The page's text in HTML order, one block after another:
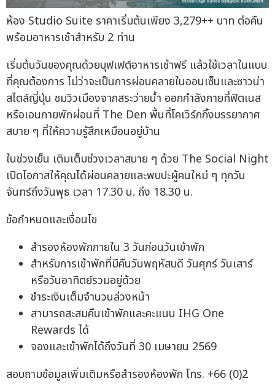
ห้อง Studio Suite ราคาเริ่มต้นเพียง 3,279++ บาท ต่อคืน
พร้อมอาหารเช้าสำหรับ 2 ท่าน
เริ่มต้นวันของคุณด้วยบุฟเฟต์อาหารเช้าฟรี แล้วใช้เวลาในแบบ
ที่คุณต้องการ ไม่ว่าจะเป็นการผ่อนคลายในออนเซ็นและซาวน่า
สไตล์ญี่ปุ่น ชมวิวเมืองจากสระว่ายน้ำ ออกกำลังกายที่ฟิตเนส
หรือเอนกายพักผ่อนที่ The Den พื้นที่โคเวิร์กกิ้งบรรยากาศ
สบาย ๆ ที่ให้ความรู้สึกเหมือนอยู่บ้าน
ในช่วงเย็น เติมเต็มช่วงเวลาสบาย ๆ ด้วย The Social Night
เปิดโอกาสให้คุณได้ผ่อนคลายและพบปะผู้คนใหม่ ๆ ทุกวัน
จันทร์ถึงวันพุธ เวลา 17.30 น. ถึง 18.30 น.
ข้อกำหนดและเงื่อนไข
สำรองห้องพักภายใน 3 วันก่อนวันเข้าพัก
สำหรับการเข้าพักที่มีคืนวันพฤหัสบดี วันศุกร์ วันเสาร์
หรือวันอาทิตย์รวมอยู่ด้วย
ชำระเงินเต็มจำนวนล่วงหน้า
สามารถสะสมคืนเข้าพักและคะแนน IHG One
Rewards ได้
จองและเข้าพักได้ถึงวันที่ 30 เมษายน 2569
สอบถามข้อมูลเพิ่มเติมหรือสำรองห้องพัก โทร. +66 (0)2